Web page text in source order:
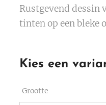
Rustgevend dessin
tinten op een bleke
Kies een
Grootte